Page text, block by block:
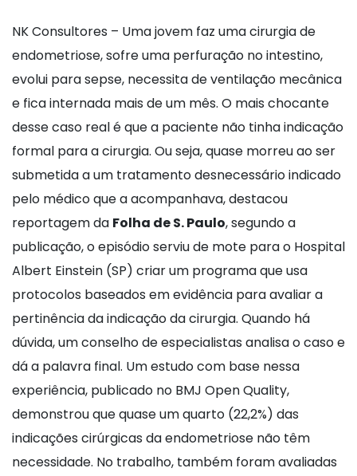
NK Consultores – Uma jovem faz uma cirurgia de
endometriose, sofre uma perfuração no intestino,
evolui para sepse, necessita de ventilação mecânica
e fica internada mais de um mês. O mais chocante
desse caso real é que a paciente não tinha indicação
formal para a cirurgia. Ou seja, quase morreu ao ser
submetida a um tratamento desnecessário indicado
pelo médico que a acompanhava, destacou
reportagem da Folha de S. Paulo, segundo a
publicação, o episódio serviu de mote para o Hospital
Albert Einstein (SP) criar um programa que usa
protocolos baseados em evidência para avaliar a
pertinência da indicação da cirurgia. Quando há
dúvida, um conselho de especialistas analisa o caso e
dá a palavra final. Um estudo com base nessa
experiência, publicado no BMJ Open Quality,
demonstrou que quase um quarto (22,2%) das
indicações cirúrgicas da endometriose não têm
necessidade. No trabalho, também foram avaliadas